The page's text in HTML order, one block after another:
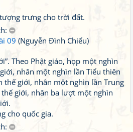
trưng cho trời đất.
09 (Nguyễn Đình Chiểu)
Theo Phật giáo, họp một nghìn
nhân một nghìn lần Tiểu thiên
thế giới, nhân một nghìn lần Trung
giới, nhân ba lượt một nghìn
cho quốc gia.